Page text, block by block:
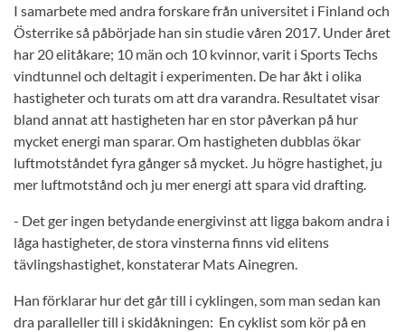
I samarbete med andra forskare från universitet i Finland och
Österrike så påbörjade han sin studie våren 2017. Under året
har 20 elitåkare; 10 män och 10 kvinnor, varit i Sports Techs
vindtunnel och deltagit i experimenten. De har åkt i olika
hastigheter och turats om att dra varandra. Resultatet visar
bland annat att hastigheten har en stor påverkan på hur
mycket energi man sparar. Om hastigheten dubblas ökar
luftmotståndet fyra gånger så mycket. Ju högre hastighet, ju
mer luftmotstånd och ju mer energi att spara vid drafting.
- Det ger ingen betydande energivinst att ligga bakom andra i
låga hastigheter, de stora vinsterna finns vid elitens
tävlingshastighet, konstaterar Mats Ainegren.
Han förklarar hur det går till i cyklingen, som man sedan kan
dra paralleller till i skidåkningen: En cyklist som kör på en